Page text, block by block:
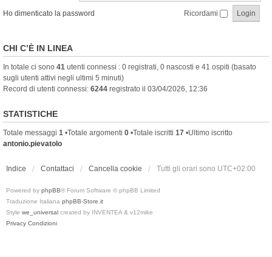
Ho dimenticato la password Ricordami
CHI C’È IN LINEA
In totale ci sono 41 utenti connessi : 0 registrati, 0 nascosti e 41 ospiti (basato
sugli utenti attivi negli ultimi 5 minuti)
Record di utenti connessi: 6244 registrato il 03/04/2026, 12:36
STATISTICHE
Totale messaggi 1 •Totale argomenti 0 •Totale iscritti 17 •Ultimo iscritto
antonio.pievatolo
Indice Contattaci Cancella cookie Tutti gli orari sono UTC+02:00
Powered by phpBB® Forum Software © phpBB Limited
Traduzione Italiana phpBB-Store.it
Style we_universal created by INVENTEA & v12mike
Privacy Condizioni